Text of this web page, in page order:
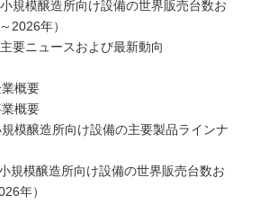
規模醸造所向け設備の世界販売台数お
2026年）
要ニュースおよび最新動向
概要
概要
模醸造所向け設備の主要製品ラインナ
規模醸造所向け設備の世界販売台数お
年）